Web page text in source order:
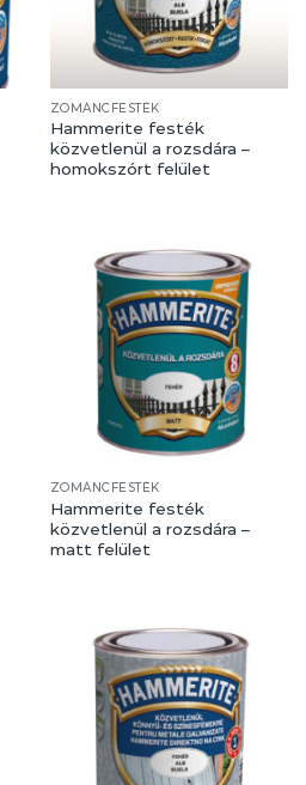
ZOMÁNCFESTÉK
Hammerite festék
közvetlenül a rozsdára –
homokszórt felület
ZOMÁNCFESTÉK
Hammerite festék
közvetlenül a rozsdára –
matt felület